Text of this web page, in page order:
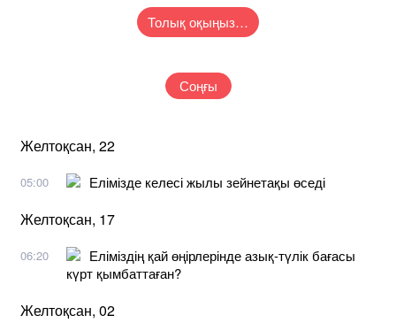
Толық оқыңыз…
Соңғы
Желтоқсан, 22
05:00 Елімізде келесі жылы зейнетақы өседі
Желтоқсан, 17
06:20
Еліміздің қай өңірлерінде азық-түлік бағасы
күрт қымбаттаған?
Желтоқсан, 02